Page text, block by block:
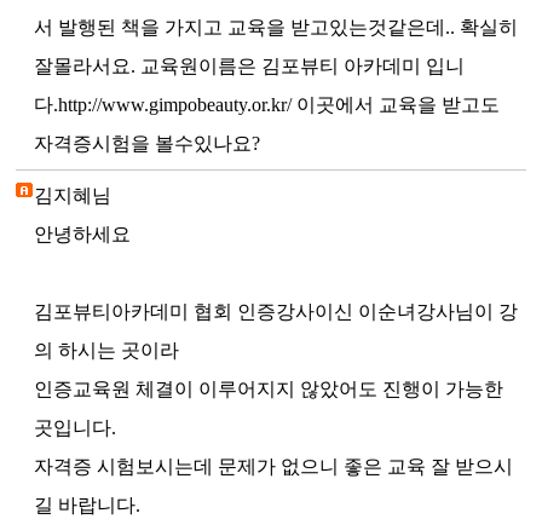
서 발행된 책을 가지고 교육을 받고있는것같은데.. 확실히
잘몰라서요. 교육원이름은 김포뷰티 아카데미 입니
다.http://www.gimpobeauty.or.kr/ 이곳에서 교육을 받고도
자격증시험을 볼수있나요?
김지혜님
안녕하세요
김포뷰티아카데미 협회 인증강사이신 이순녀강사님이 강
의 하시는 곳이라
인증교육원 체결이 이루어지지 않았어도 진행이 가능한
곳입니다.
자격증 시험보시는데 문제가 없으니 좋은 교육 잘 받으시
길 바랍니다.